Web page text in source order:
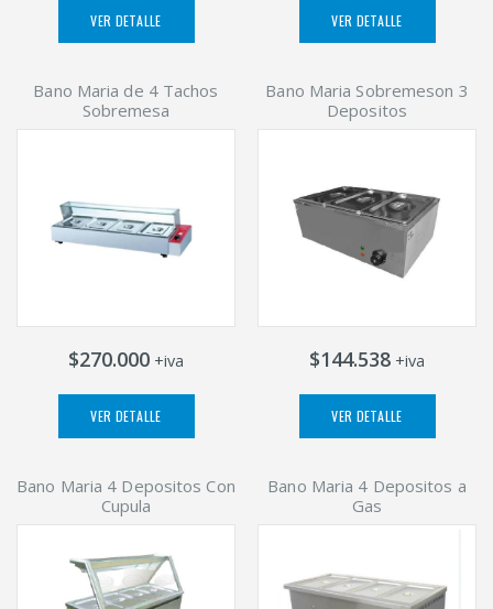
VER DETALLE VER DETALLE
Bano Maria de 4 Tachos
Sobremesa
$270.000 +iva
VER DETALLE
Bano Maria Sobremeson 3
Depositos
$144.538 +iva
VER DETALLE
Bano Maria 4 Depositos Con
Cupula
Bano Maria 4 Depositos a
Gas